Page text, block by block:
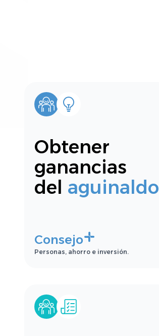
Obtener
ganancias
del aguinaldo
Consejo
Personas, ahorro e inversión.